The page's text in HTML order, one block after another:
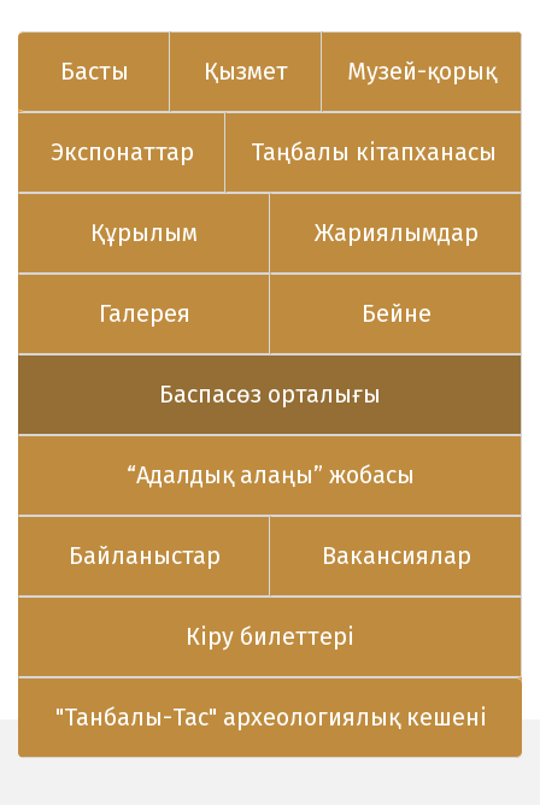
Басты Қызмет Музей-қорық
Экспонаттар Таңбалы кітапханасы
Құрылым Жариялымдар
Галерея Бейне
Баспасөз орталығы
“Адалдық алаңы” жобасы
Байланыстар Вакансиялар
Кіру билеттері
"Танбалы-Тас" археологиялық кешені